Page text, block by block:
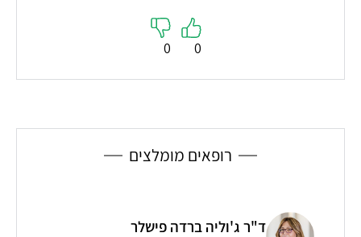
0
0
רופאים מומלצים
ד"ר ג'וליה ברדה פישלר